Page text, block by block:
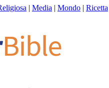
| Media | Mondo | Ricetta